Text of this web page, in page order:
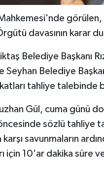
görülen,
davasının karar
Belediye Başkanı
Seyhan Belediye
tahliye talebinde
Gül, cuma günü
sözlü tahliye
savunmaların
için 10'ar dakika süre